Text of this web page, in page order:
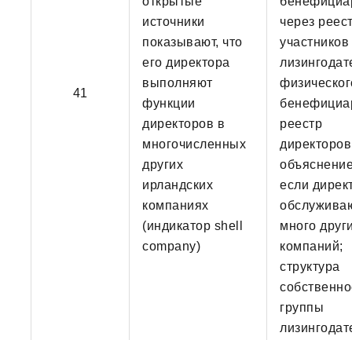
41
источники
показывают, что
его директора
выполняют
функции
директоров в
многочисленных
других
ирландских
компаниях
(индикатор shell
company)
через
участников
реестр
если
много
компаний;
структура
группы